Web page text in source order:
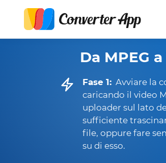
Da MPEG
Fase 1: Avviare la
caricando il video
uploader sul lato
sufficiente
file, oppure fare
su di esso.